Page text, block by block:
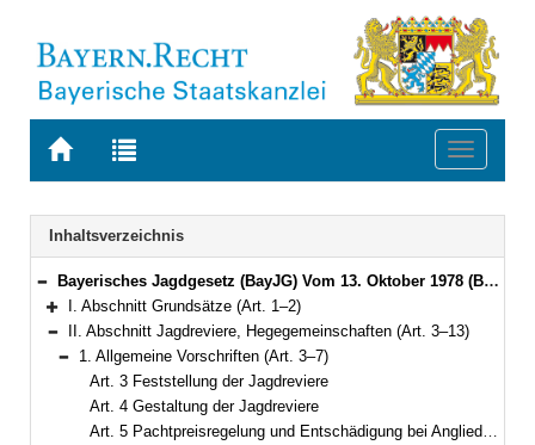
Zur
BAYERN.RECHT
Zur
letzten
Suche
Toggle
Navigation
Inhaltsverzeichnis
Bereich reduzieren
Bayerisches Jagdgesetz (BayJG) Vom 13. Oktober 1978 (BayRS V S. 595) BayRS 792-1-W (Art. 1–64)
Bereich erweitern
I. Abschnitt Grundsätze (Art. 1–2)
Bereich reduzieren
II. Abschnitt Jagdreviere, Hegegemeinschaften (Art. 3–13)
Bereich reduzieren
1. Allgemeine Vorschriften (Art. 3–7)
Art. 3 Feststellung der Jagdreviere
Art. 4 Gestaltung der Jagdreviere
Art. 5 Pachtpreisregelung und Entschädigung bei Angliederung von Flächen